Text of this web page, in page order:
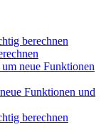
berechnen
neue Funktionen
Funktionen und
berechnen